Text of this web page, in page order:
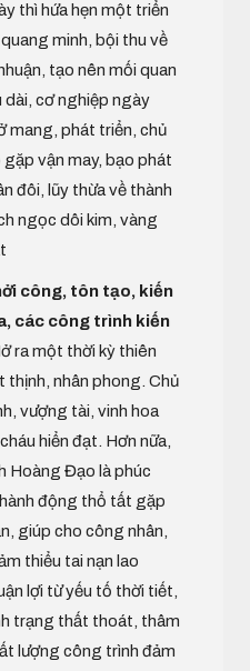
thì hứa hẹn một triển
minh, bội thu về
tạo nên mối quan
dài, cơ nghiệp ngày
mang, phát triển, chủ
vận may, bạo phát
đôi, lũy thừa về thành
ngọc dôi kim, vàng
công, tôn tạo, kiến
các công trình kiến
ra một thời kỳ thiên
thịnh, nhân phong. Chủ
vượng tài, vinh hoa
hiển đạt. Hơn nữa,
Hoàng Đạo là phúc
động thổ tất gặp
giúp cho công nhân,
thiểu tai nạn lao
lợi từ yếu tố thời tiết,
trạng thất thoát, thâm
lượng công trình đảm